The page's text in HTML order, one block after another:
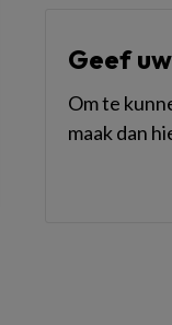
Geef
Om te
maak dan